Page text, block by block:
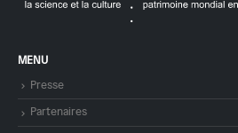
MENU
Presse
Partenaires